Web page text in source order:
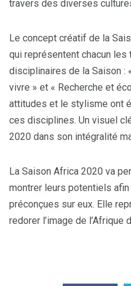
travers des diverses
Le concept créatif de la
qui représentent chacun les
disciplinaires de la Saison :
vivre » et « Recherche et
attitudes et le stylisme ont
ces disciplines. Un visuel
2020 dans son intégralité
La Saison Africa 2020 va
montrer leurs potentiels
préconçues sur eux. Elle
redorer l’image de l’Afrique